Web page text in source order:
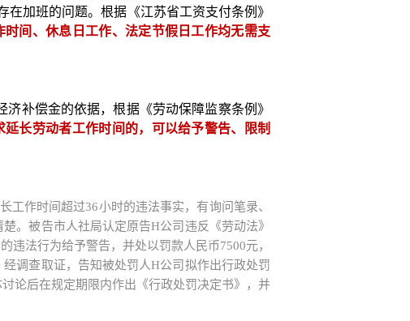
加班的问题。根据《江苏省工资支付条例》
间、休息日工作、法定节假日工作均无需支
补偿金的依据，根据《劳动保障监察条例》
长劳动者工作时间的，可以给予警告、限制
工作时间超过36小时的违法事实，有询问笔录、
。被告市人社局认定原告H公司违反《劳动法》
违法行为给予警告，并处以罚款人民币7500元，
调查取证，告知被处罚人H公司拟作出行政处罚
论后在规定期限内作出《行政处罚决定书》，并